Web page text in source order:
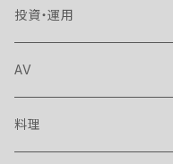
投資・運用
AV
料理